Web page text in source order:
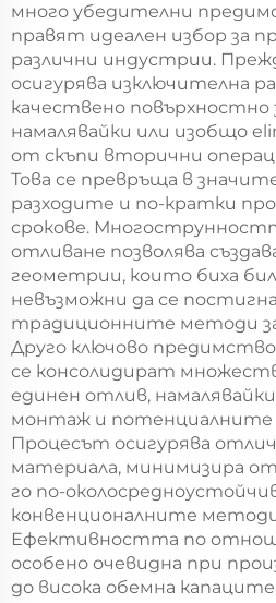
много убедителни
правят идеален избор за
различни индустрии.
осигурява изключителна
качествено повърхностно
намалявайки или изобщо
от скъпи вторични
Това се превръща в
разходите и по-кратки
срокове.
отливане позволява
геометрии, които биха
невъзможни да се
традиционните методи
Друго ключово
се консолидират
единен отлив,
монтаж и потенциалните
Процесът осигурява
материала, минимизира
го по-
конвенционалните
Ефективността по
особено очевидна при
до висока обемна